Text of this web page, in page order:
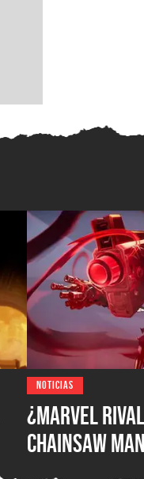
NOTICIAS
¿Marvel
Chainsaw
comparan a